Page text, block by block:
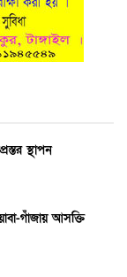
স্থাপন
গাঁজায় আসক্তি